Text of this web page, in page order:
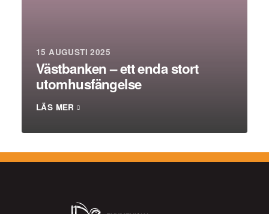
15 AUGUSTI 2025
Västbanken – ett enda stort
utomhusfängelse
LÄS MER